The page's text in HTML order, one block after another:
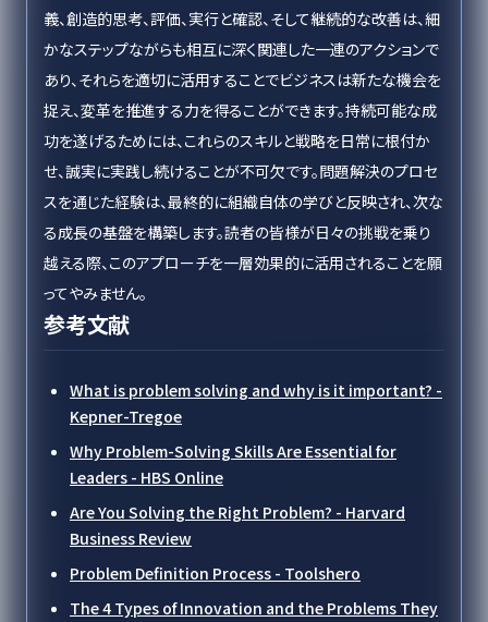
義、創造的思考、評価、実行と確認、そして継続的な改善は、細
かなステップながらも相互に深く関連した一連のアクションで
あり、それらを適切に活用することでビジネスは新たな機会を
捉え、変革を推進する力を得ることができます。持続可能な成
功を遂げるためには、これらのスキルと戦略を日常に根付か
せ、誠実に実践し続けることが不可欠です。問題解決のプロセ
スを通じた経験は、最終的に組織自体の学びと反映され、次な
る成長の基盤を構築します。読者の皆様が日々の挑戦を乗り
越える際、このアプローチを一層効果的に活用されることを願
ってやみません。
参考文献
What is problem solving and why is it important? -
Kepner-Tregoe
Why Problem-Solving Skills Are Essential for
Leaders - HBS Online
Are You Solving the Right Problem? - Harvard
Business Review
Problem Definition Process - Toolshero
The 4 Types of Innovation and the Problems They